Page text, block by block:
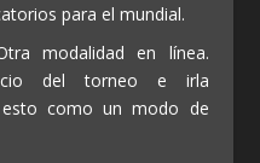
para el mundial.
modalidad en línea.
del torneo e irla
esto como un modo de